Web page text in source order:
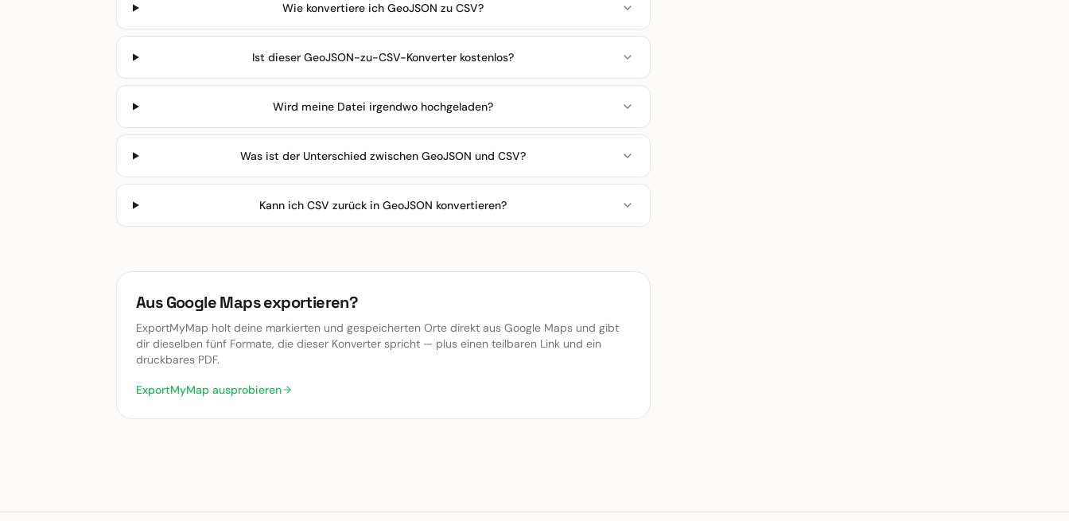
Wie konvertiere ich GeoJSON zu CSV?
Ist dieser GeoJSON-zu-CSV-Konverter kostenlos?
Wird meine Datei irgendwo hochgeladen?
Was ist der Unterschied zwischen GeoJSON und CSV?
Kann ich CSV zurück in GeoJSON konvertieren?
Aus Google Maps exportieren?
ExportMyMap holt deine markierten und gespeicherten Orte direkt aus Google Maps und gibt
dir dieselben fünf Formate, die dieser Konverter spricht — plus einen teilbaren Link und ein
druckbares PDF.
ExportMyMap ausprobieren